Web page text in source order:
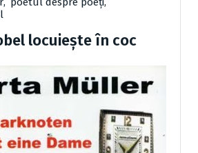
locuieşte în coc